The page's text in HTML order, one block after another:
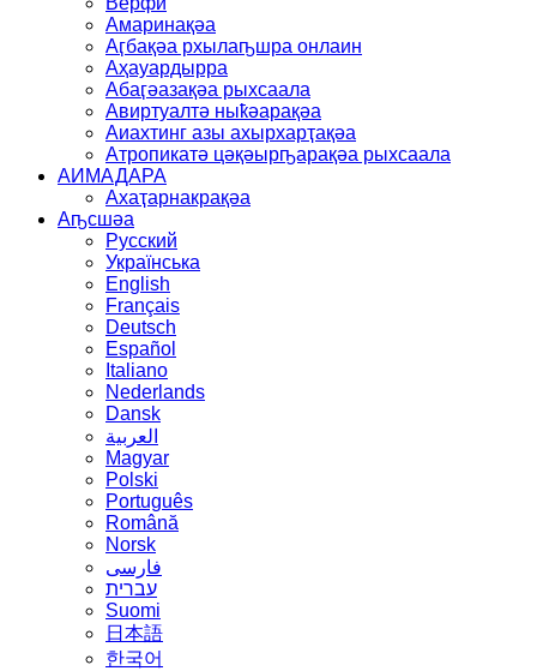
Амаринақәа
Аӷбақәа рхылаҧшра онлаин
Аҳауардырра
Абаӷәазақәа рыхсаала
Авиртуалтә ныҟәарақәа
Аиахтинг азы ахырхарҭақәа
Атропикатә цәқәырҧарақәа рыхсаала
АИМАДАРА
Ахаҭарнакрақәа
Аҧсшәа
Русский
Українська
English
Français
Deutsch
Español
Italiano
Nederlands
Dansk
العربية
Magyar
Polski
Português
Română
Norsk
فارسی
עברית
Suomi
日本語
한국어